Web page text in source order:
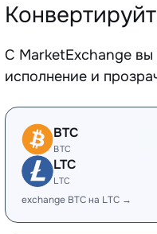
С MarketExchange вы
исполнение и
BTC
BTC
LTC
LTC
exchange BTC на LTC →